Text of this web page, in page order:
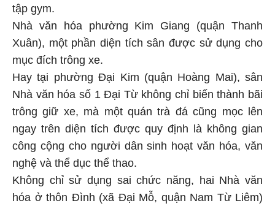
tập gym.
Nhà văn hóa phường Kim Giang (quận Thanh
Xuân), một phần diện tích sân được sử dụng cho
mục đích trông xe.
Hay tại phường Đại Kim (quận Hoàng Mai), sân
Nhà văn hóa số 1 Đại Từ không chỉ biến thành bãi
trông giữ xe, mà một quán trà đá cũng mọc lên
ngay trên diện tích được quy định là không gian
công cộng cho người dân sinh hoạt văn hóa, văn
nghệ và thể dục thể thao.
Không chỉ sử dụng sai chức năng, hai Nhà văn
hóa ở thôn Đình (xã Đại Mỗ, quận Nam Từ Liêm)